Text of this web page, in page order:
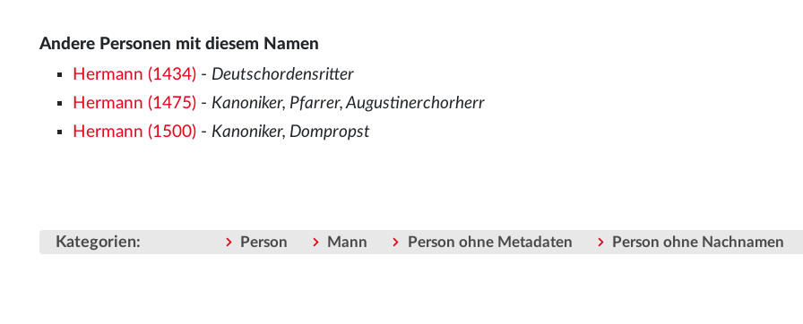
Andere Personen mit diesem Namen
Hermann (1434) - Deutschordensritter
Hermann (1475) - Kanoniker, Pfarrer, Augustinerchorherr
Hermann (1500) - Kanoniker, Dompropst
Kategorien: Person Mann Person ohne Metadaten Person ohne Nachnamen